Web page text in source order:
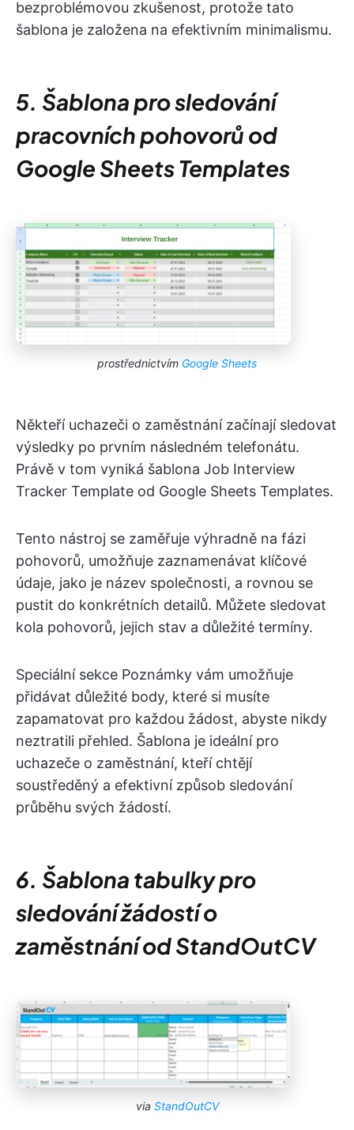
bezproblémovou zkušenost, protože tato
šablona je založena na efektivním minimalismu.
5. Šablona pro sledování
pracovních pohovorů od
Google Sheets Templates
prostřednictvím Google Sheets
Někteří uchazeči o zaměstnání začínají sledovat
výsledky po prvním následném telefonátu.
Právě v tom vyniká šablona Job Interview
Tracker Template od Google Sheets Templates.
Tento nástroj se zaměřuje výhradně na fázi
pohovorů, umožňuje zaznamenávat klíčové
údaje, jako je název společnosti, a rovnou se
pustit do konkrétních detailů. Můžete sledovat
kola pohovorů, jejich stav a důležité termíny.
Speciální sekce Poznámky vám umožňuje
přidávat důležité body, které si musíte
zapamatovat pro každou žádost, abyste nikdy
neztratili přehled. Šablona je ideální pro
uchazeče o zaměstnání, kteří chtějí
soustředěný a efektivní způsob sledování
průběhu svých žádostí.
6. Šablona tabulky pro
sledování žádostí o
zaměstnání od StandOutCV
via StandOutCV